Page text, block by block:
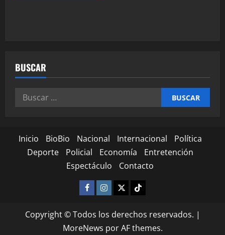
BUSCAR
Inicio BioBio Nacional Internacional
Política
Deporte
Policial Economía
Entretención
Espectáculo
Contacto
Copyright © Todos los derechos reservados. |
MoreNews por AF themes.